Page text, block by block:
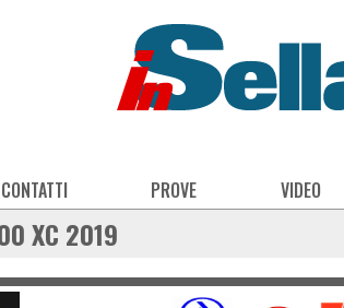
PROVE VIDEO
XC 2019